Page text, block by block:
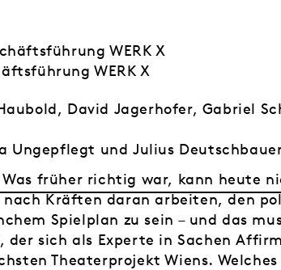
WERK X
WERK X
David Jagerhofer, Gabriel
Ungepflegt und Julius
früher richtig war, kann heute
Kräften daran arbeiten, den
Spielplan zu sein – und das
sich als Experte in Sachen
Theaterprojekt Wiens.